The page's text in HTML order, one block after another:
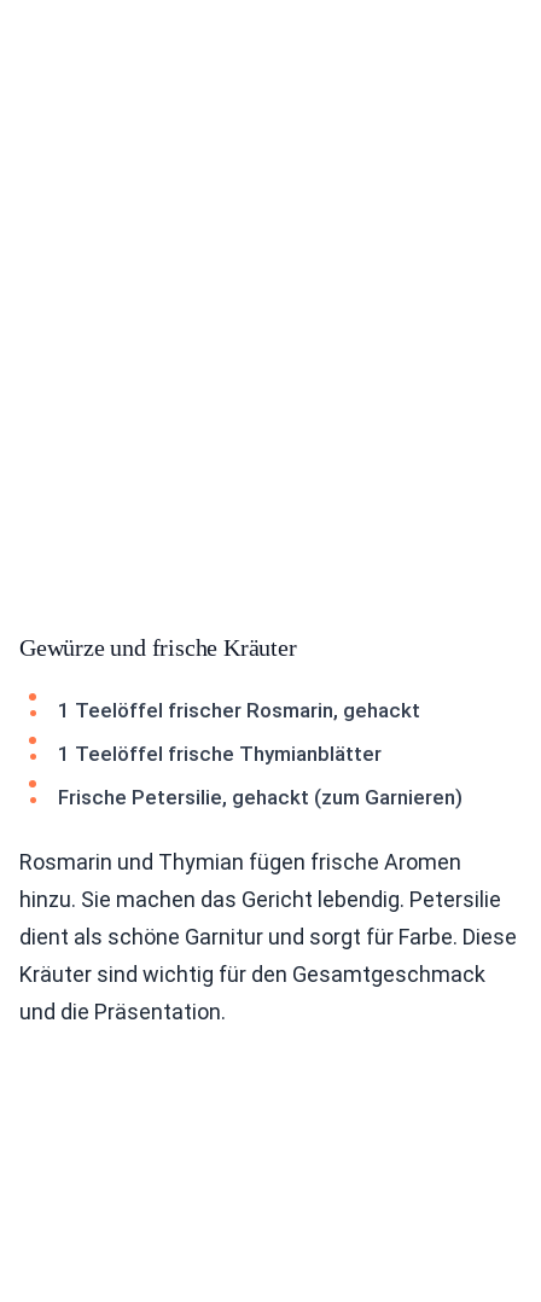
Gewürze und frische Kräuter
1 Teelöffel frischer Rosmarin, gehackt
1 Teelöffel frische Thymianblätter
Frische Petersilie, gehackt (zum Garnieren)
Rosmarin und Thymian fügen frische Aromen
hinzu. Sie machen das Gericht lebendig. Petersilie
dient als schöne Garnitur und sorgt für Farbe. Diese
Kräuter sind wichtig für den Gesamtgeschmack
und die Präsentation.